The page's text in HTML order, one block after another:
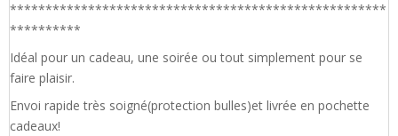
*****************************************************
**********
Idéal pour un cadeau, une soirée ou tout simplement pour se
faire plaisir.
Envoi rapide très soigné(protection bulles)et livrée en pochette
cadeaux!